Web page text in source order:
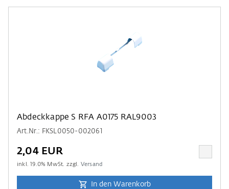
Abdeckkappe S RFA A0175 RAL9003
Art.Nr.: FKSL0050-002061
2,04 EUR
inkl.19.0% MwSt. zzgl. Versand
In den Warenkorb